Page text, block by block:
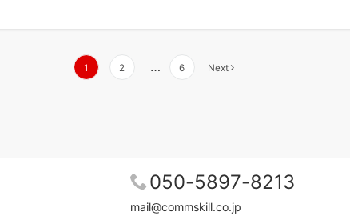
1 2 … 6 Next
050-5897-8213
mail@commskill.co.jp